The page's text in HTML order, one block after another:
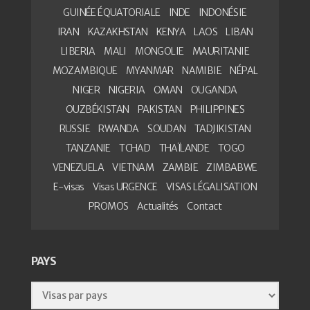
GUINÉE ÉQUATORIALE
INDE
INDONÉSIE
IRAN
KAZAKHSTAN KENYA LAOS
LIBAN
LIBERIA
MALI MONGOLIE
MAURITANIE
MOZAMBIQUE
MYANMAR NAMIBIE
NÉPAL
NIGER
NIGERIA OMAN
OUGANDA
OUZBÉKISTAN
PAKISTAN
PHILIPPINES
RUSSIE
RWANDA SOUDAN
TADJIKISTAN
TANZANIE
TCHAD THAÏLANDE
TOGO
VENEZUELA
VIETNAM ZAMBIE
ZIMBABWE
E-visas
Visas URGENCE
VISAS LÉGALISATION
PROMOS
Actualités Contact
PAYS